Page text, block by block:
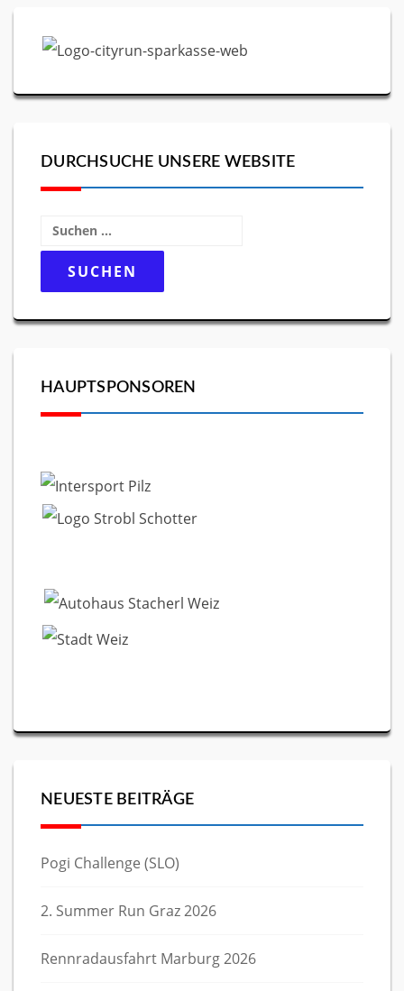
DURCHSUCHE UNSERE WEBSITE
Suchen
nach:
HAUPTSPONSOREN
NEUESTE BEITRÄGE
Pogi Challenge (SLO)
2. Summer Run Graz 2026
Rennradausfahrt Marburg 2026